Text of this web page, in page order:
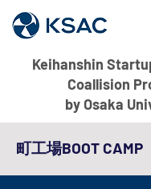
Keihanshin
Coallision
by Osaka
町工場BOOT CAMP